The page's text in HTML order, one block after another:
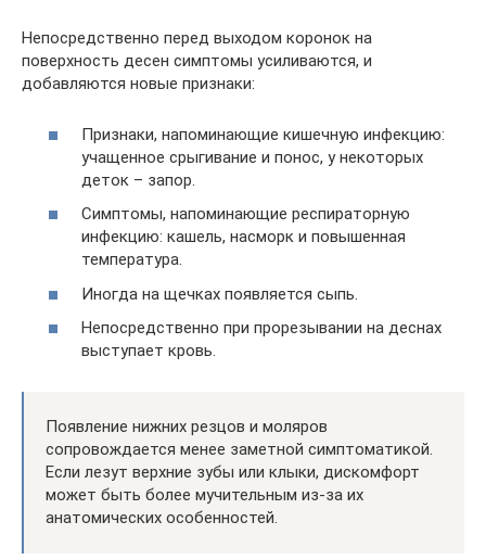
Непосредственно перед выходом коронок на
поверхность десен симптомы усиливаются, и
добавляются новые признаки:
Признаки, напоминающие кишечную инфекцию:
учащенное срыгивание и понос, у некоторых
деток – запор.
Симптомы, напоминающие респираторную
инфекцию: кашель, насморк и повышенная
температура.
Иногда на щечках появляется сыпь.
Непосредственно при прорезывании на деснах
выступает кровь.
Появление нижних резцов и моляров
сопровождается менее заметной симптоматикой.
Если лезут верхние зубы или клыки, дискомфорт
может быть более мучительным из-за их
анатомических особенностей.